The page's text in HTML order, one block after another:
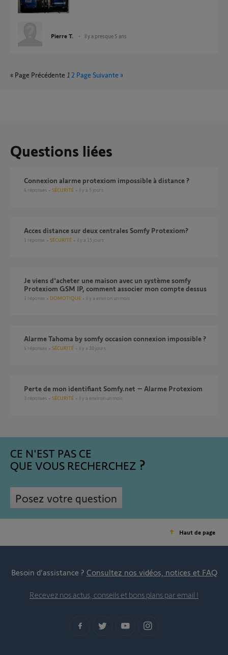
Pierre T. il y a presque 5 ans
« Page Précédente 1 2 Page Suivante »
Questions liées
Connexion alarme protexiom impossible à distance ?
4 réponses SÉCURITÉ il y a 5 jours
Acces distance sur deux centrales Somfy Protexiom?
1 réponse SÉCURITÉ il y a 15 jours
Je viens d'acheter une maison avec un système somfy
Protexiom GSM IP, comment associer mon compte dessus
1 réponse DOMOTIQUE il y a environ un mois
Alarme Tahoma by somfy occasion connexion impossible ?
4 réponses SÉCURITÉ il y a 20 jours
Perte de mon identifiant Somfy.net – Alarme Protexiom
3 réponses SÉCURITÉ il y a environ un mois
CE N'EST PAS CE
QUE VOUS RECHERCHEZ
Posez votre question
Haut de page
Besoin d’assistance ? Consultez nos vidéos, notices et FAQ
Recevez nos actus, conseils et bons plans par email !